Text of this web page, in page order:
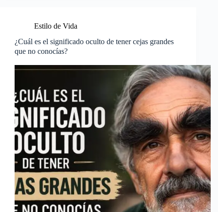
Estilo de Vida
¿Cuál es el significado oculto de tener cejas grandes
que no conocías?